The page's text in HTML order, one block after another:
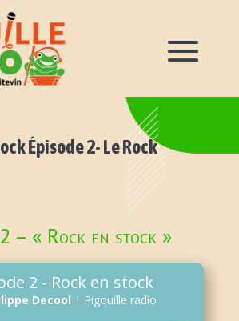
Épisode 2- Le Rock
– « Rock en stock »
2 - Rock en stock
Decool | Pigouille radio